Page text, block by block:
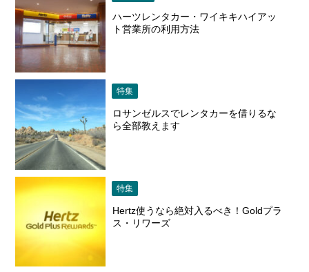
ハーツレンタカー・ワイキキハイアッ
ト営業所の利用方法
特集
ロサンゼルスでレンタカーを借りるな
ら全部教えます
特集
Hertz使うなら絶対入るべき！Goldプラ
ス・リワーズ